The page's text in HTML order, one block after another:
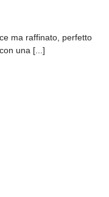
ma raffinato, perfetto
una [...]